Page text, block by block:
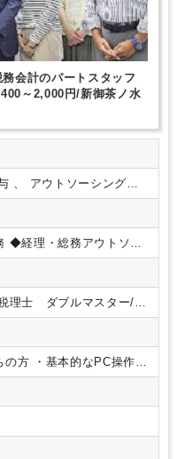
会計のパートスタッフ
～2,000円/新御茶ノ水
◆経理・総務アウトソー
シング◆各種コンサルテ
、PCA など
ある方でしたらすぐに
理士 ダブルマスター/税
２科目合格/税理士試験
日商簿記 １級/日商簿
の方 ・基本的なPC操作
データのインポー
経験者
１年以上）